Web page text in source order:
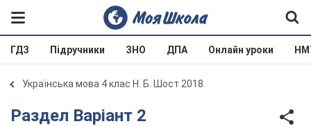
ГДЗ Підручники ЗНО ДПА Онлайн уроки
Українська мова 4 клас Н. Б. Шост 2018
Раздел Варіант 2